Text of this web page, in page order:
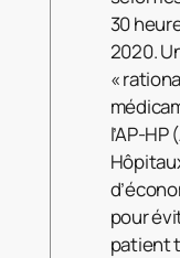
30
2020.
«
l’AP-
pour
patient